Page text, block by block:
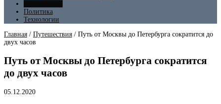
Политика
Технологии
Главная / Путешествия / Путь от Москвы до Петербурга сократится до
двух часов
Путь от Москвы до Петербурга сократится
до двух часов
05.12.2020